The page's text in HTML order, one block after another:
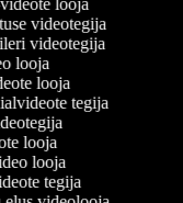
looja
videotegija
videotegija
looja
looja
tegija
looja
looja
tegija